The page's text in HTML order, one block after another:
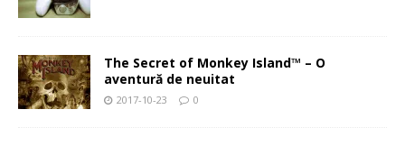
The Secret of Monkey Island™ – O
aventură de neuitat
2017-10-23 0